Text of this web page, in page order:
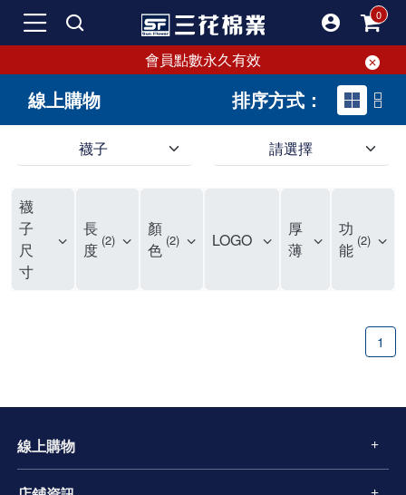
會員點數永久有效
線上購物 排序方式：
襪子 請選擇
現在就來三花購買深受許多潮流女孩喜愛的襪子吧！好穿舒適、不咬腳、不滑脫，短襪不用再拉。各種鞋款都有適合搭配的襪子，不怕穿搭有問題。運動、休閒用短襪全都有！
如何挑選高品質的短襪？注重品質的三花短襪，特選高級優質棉料，保持雙腳透氣不悶熱。襪子具有良好的透氣性，自然讓腳不悶臭，讓您每天穿得健康、舒適。好襪子陪你走更遠！
品質優零負擔，全家人都適合的好襪子在三花!長輩、久坐辦公室最適合無鬆緊帶襪子、運動跑步打球雙層毛巾底短襪保護最有力，日常休閒短襪穿搭簡易最省時。耐洗耐穿超省錢!
三花襪子嚴選優質棉料，吸汗透氣、乾爽舒適，不易滑動。作為日常必備的襪子，其符合人體工學與時尚設計，令人穿上即感舒適。三花50年來專注改良，以精湛工藝打造超乎想像的舒適體驗。追求美感與實用兼備的您，絕對不能錯過三花襪子，即刻入手，體驗潮流與舒適的完美結合。
"最近一批襪子都相繼損壞，所以又到了採購新襪子的時間了！剛好又是換季，可以買適合當季的襪子，增添一些生活的小確幸。我通常一次會買6-8雙襪子，然後整批襪子幾乎會在差不多的時間陣亡，再換下一批。這種一年大概買兩次的習慣，讓6-8雙短襪輪流穿半年，不會太浪費，也避免穿著鬆垮的襪子很糗。 每次換襪子時，我都會嘗試一個新品牌來試試看。這次我選了已有50多年歷史的老牌子——三花。可能有人會問，三花襪子這麼有名，為何現在才選？其實我一直知道這品牌，但過去對他們家的產品印象是主要賣給男生的中筒襪，因此未曾購買。最近在捷運和網站上頻繁看到三花的廣告，便上網探究了一下。驚喜發現，他們家竟然也推出了很多適合女生穿的短襪，而且款式很漂亮，不再僅僅針對中年男性。 這次我訂了8雙襪子，總共500元，一雙平均只要62元（短襪價格依官網為主），真的很划算。而且，他們的物流速度超快，官網下單後隔天襪子就到貨了，這點我特別喜歡。收到襪子後，我還特地將它們一字排開，場面也蠻壯觀的。我訂了素色短襪、條紋短襪和撞色運動短襪，還為我老公買了一雙紳士襪。為了迎接夏天的到來，也幫他準備些薄襪子，畢竟穿皮鞋搭配厚重的運動襪真的不太合適。 這次的嘗試中，最讓我驚艷的是運動短襪。雙層毛巾底的設計，一開始以為會太厚，但實際穿上後發現這款襪子的吸震效果不輸其他運動品牌，吸濕性也非常強。我特意用水滴試驗，結果也很滿意。運動短襪的關鍵就是吸汗和吸震，這樣能讓整個運動過程不黏膩，並有效減少腳與鞋子的摩擦，避免脫跟的情況發生，增添了運動的舒適感。 此外，對於孩子來說，這款運動短襪的耐用性也讓我很滿意。其他品牌的襪子大概只能撐2個月，但看來這次的三花短襪應該能撐3個月以上，使用壽命更長，是一位媽媽的好幫手，既省錢又減少購買頻率。 至於我老公，最初覺得穿薄襪搭配皮鞋不太舒服，但後來漸漸習慣並喜歡上薄襪的輕盈感。畢竟太厚的襪子會改變皮鞋的形狀。三花的無鬆緊帶設計對久坐辦公的他來說，解決了腿部血液循環不良的問題，減少了勒痕，襪子脫下後也不再長時間地感到不適，這讓我們都很滿意。 總體來說，這次三花短襪的體驗還算不錯，無脫跟問題，且吸震和吸汗效果顯著。老公和孩子的襪子選擇也都很成功。未來我會再觀察這些襪子的耐用性，再決定是否回購。當下來看，三花是個值得推薦的品牌。
襪
子
尺
寸
長
度 2
顏
色 2 LOGO
厚
薄
功
能 2
1
線上購物